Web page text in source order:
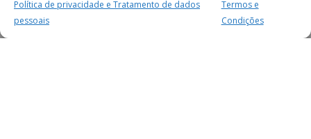
Política de privacidade e Tratamento de dados
pessoais
Termos e
Condições